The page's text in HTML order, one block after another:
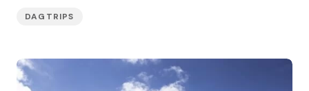
DAGTRIPS